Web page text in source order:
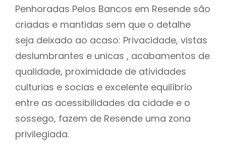
Penhoradas Pelos Bancos em Resende são
criadas e mantidas sem que o detalhe
seja deixado ao acaso: Privacidade, vistas
deslumbrantes e unicas , acabamentos de
qualidade, proximidade de atividades
culturias e socias e excelente equilíbrio
entre as acessibilidades da cidade e o
sossego, fazem de Resende uma zona
privilegiada.